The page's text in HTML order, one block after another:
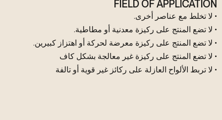
FIELD OF APPLICATION
• لا تخلط مع عناصر أخرى.
• لا تضع المنتج على ركيزة معدنية أو مطاطية.
• لا تضع المنتج على ركيزة معرضة لحركة أو اهتزاز كبيرين.
• لا تضع المنتج على ركيزة غير معالجة بشكل كاف
• لا تربط الألواح العازلة على ركائز غير قوية أو تالفة